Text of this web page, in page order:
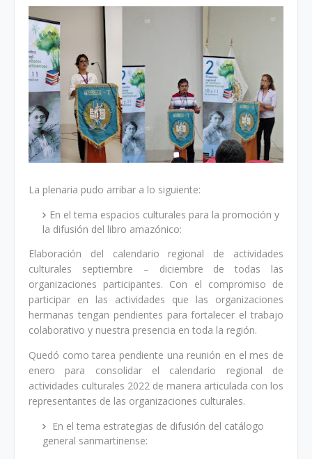
La plenaria pudo arribar a lo siguiente:
En el tema espacios culturales para la promoción y
la difusión del libro amazónico:
Elaboración del calendario regional de actividades
culturales septiembre – diciembre de todas las
organizaciones participantes. Con el compromiso de
participar en las actividades que las organizaciones
hermanas tengan pendientes para fortalecer el trabajo
colaborativo y nuestra presencia en toda la región.
Quedó como tarea pendiente una reunión en el mes de
enero para consolidar el calendario regional de
actividades culturales 2022 de manera articulada con los
representantes de las organizaciones culturales.
En el tema estrategias de difusión del catálogo
general sanmartinense: